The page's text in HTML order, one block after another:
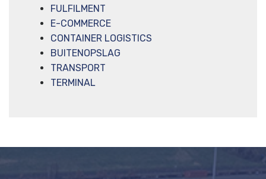
FULFILMENT
E-COMMERCE
CONTAINER LOGISTICS
BUITENOPSLAG
TRANSPORT
TERMINAL